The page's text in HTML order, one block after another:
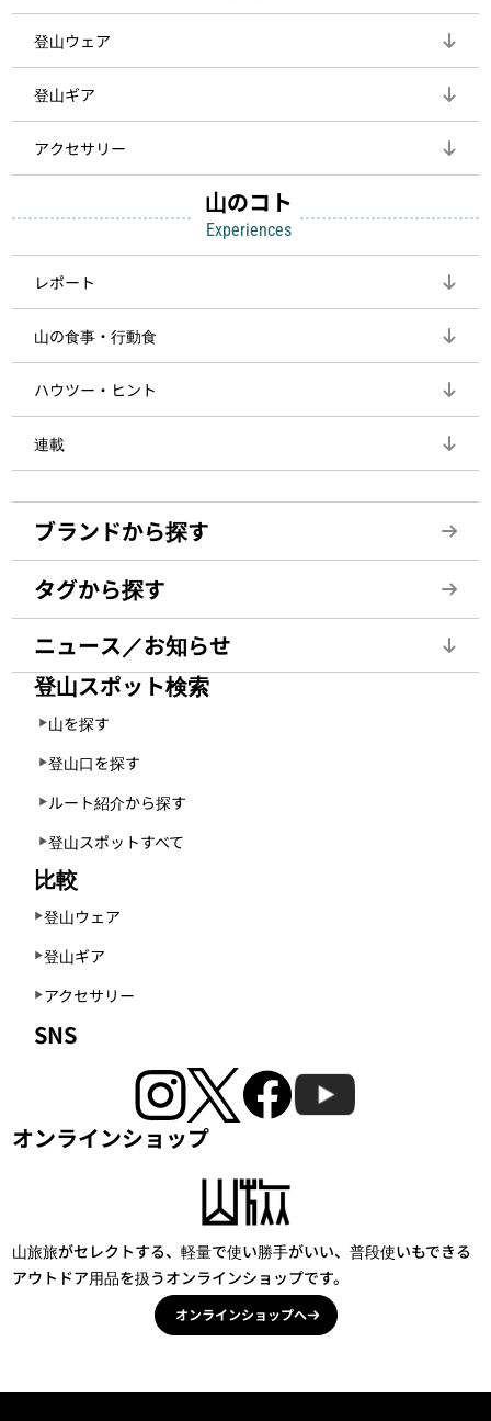
登山ウェア
登山ギア
アクセサリー
山のコト
Experiences
レポート
山の食事・行動食
ハウツー・ヒント
連載
ブランドから探す
タグから探す
ニュース／お知らせ
登山スポット検索
山を探す
登山口を探す
ルート紹介から探す
登山スポットすべて
比較
登山ウェア
登山ギア
アクセサリー
SNS
オンラインショップ
山旅旅がセレクトする、軽量で使い勝手がいい、普段使いもできる
アウトドア用品を扱うオンラインショップです。
オンラインショップへ